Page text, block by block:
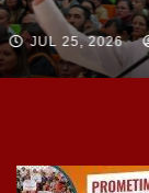
JUL 25, 2026